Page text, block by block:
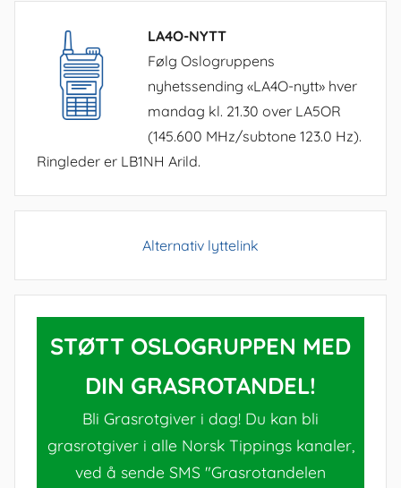
LA4O-NYTT
Følg Oslogruppens
nyhetssending «LA4O-nytt» hver
mandag kl. 21.30 over LA5OR
(145.600 MHz/subtone 123.0 Hz).
Ringleder er LB1NH Arild.
Alternativ lyttelink
STØTT OSLOGRUPPEN MED
DIN GRASROTANDEL!
Bli Grasrotgiver i dag! Du kan bli
grasrotgiver i alle Norsk Tippings kanaler,
ved å sende SMS "Grasrotandelen